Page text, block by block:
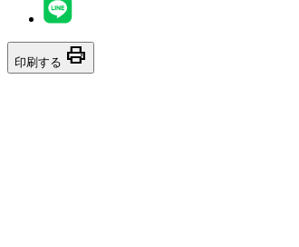
印刷する print